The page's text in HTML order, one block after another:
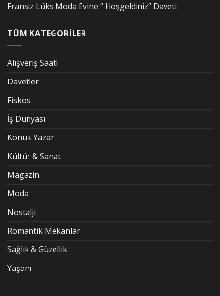
Fransız Lüks Moda Evine “ Hoşgeldiniz” Daveti
TÜM KATEGORİLER
Alışveriş Saati
Davetler
Fiskos
İş Dünyası
Konuk Yazar
Kültür & Sanat
Magazin
Moda
Nostalji
Romantik Mekanlar
Sağlık & Güzellik
Yaşam